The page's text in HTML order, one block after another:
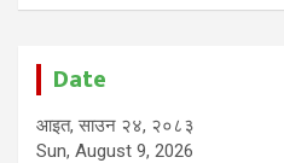
Date
आइत, साउन २४, २०८३
Sun, August 9, 2026